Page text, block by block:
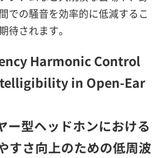
での騒音を効率的に低減するこ
待されます。
Harmonic Control
in Open-Ear
ー型ヘッドホンにおける
すさ向上のための低周波